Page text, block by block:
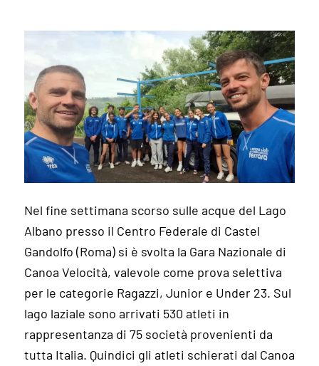
Nel fine settimana scorso sulle acque del Lago
Albano presso il Centro Federale di Castel
Gandolfo (Roma) si è svolta la Gara Nazionale di
Canoa Velocità, valevole come prova selettiva
per le categorie Ragazzi, Junior e Under 23. Sul
lago laziale sono arrivati 530 atleti in
rappresentanza di 75 società provenienti da
tutta Italia. Quindici gli atleti schierati dal Canoa